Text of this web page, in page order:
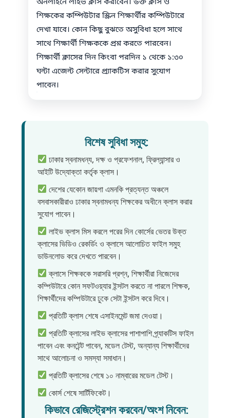
শিক্ষকের কম্পিউটার স্ক্রিন শিক্ষার্থীর কম্পিউটারে
দেখা যাবে। কোন কিছু বুঝতে অসুবিধা হলে সাথে
সাথে শিক্ষার্থী শিক্ষককে প্রশ্ন করতে পারবেন।
শিক্ষার্থী ক্লাসের দিন কিংবা পরদিন ১ থেকে ১:৩০
ঘন্টা এজেন্ট সেন্টারে প্র্যাকটিস করার সুযোগ
পাবেন।
বিশেষ সুবিধা সমুহ:
ঢাকার স্বনামধন্য, দক্ষ ও প্রফেশনাল, ফ্রিল্যান্সার ও
আইটি উদ্যোক্তা কর্তৃক ক্লাস।
দেশের যেকোন জায়গা এমনকি প্রত্যন্ত অঞ্চলে
বসবাসকারীরাও ঢাকার স্বনামধন্য শিক্ষকের অধীনে ক্লাস করার
সুযোগ পাবেন।
লাইভ ক্লাস মিস করলে পরের দিন কোর্সের ভেতর উক্ত
ক্লাসের ভিডিও রেকর্ডিং ও ক্লাসে আলোচিত ফাইল সমুহ
ডাউনলোড করে দেখতে পারবেন।
ক্লাসে শিক্ষককে সরাসরি প্রশ্ন, শিক্ষার্থীরা নিজেদের
কম্পিউটারে কোন সফটওয়্যার ইন্সটল করতে না পারলে শিক্ষক,
শিক্ষার্থীদের কম্পিউটারে ঢুকে সেটা ইন্সটল করে দিবে।
প্রতিটি ক্লাস শেষে এসাইনমেন্ট জমা দেওয়া।
প্রতিটি ক্লাসের লাইভ ক্লাসের পাশাপাশি প্র্যাকটিস ফাইল
পাবেন এবং কনটেন্ট পাবেন, মডেল টেস্ট, অন্যান্য শিক্ষার্থীদের
সাথে আলোচনা ও সমস্যা সমাধান।
প্রতিটি ক্লাসের শেষে ১০ নাম্বারের মডেল টেস্ট।
কোর্স শেষে সার্টিফিকেট।
কিভাবে রেজিস্ট্রেশন করবেন/অংশ নিবেন: